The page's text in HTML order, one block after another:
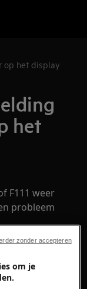
op het display
het
F111 weer
probleem
om je
zonder accepteren